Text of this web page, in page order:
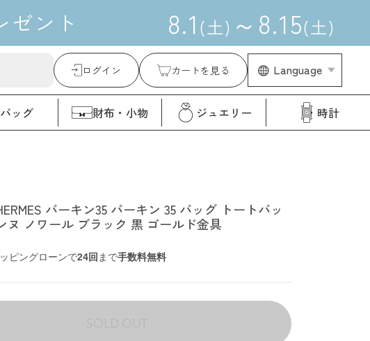
ゼント 8.1 (土) ～ 8.15(土)
ログイン カートを見る Language
バッグ 財布・小物 ジュエリー 時計
バーキン35 バーキン 35 バッグ トートバッ
ヌ ノワール ブラック 黒 ゴールド金具
ピングローンで24回 まで手数料無料